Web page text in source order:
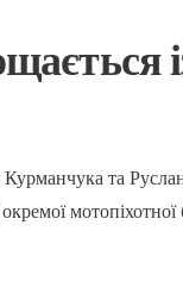
та
мотопіхотної